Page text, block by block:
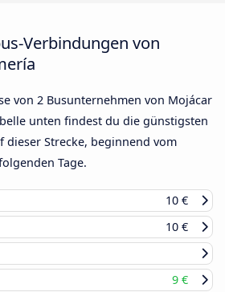
Verbindungen von
von 2 Busunternehmen von Mojácar
unten findest du die günstigsten
dieser Strecke, beginnend vom
Tage.
10 €
10 €
9 €